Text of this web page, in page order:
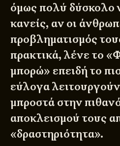
όμως πολύ δύσκολο
κανείς, αν οι
προβληματισμός
πρακτικά, λένε το
μπορώ» επειδή το
εύλογα
μπροστά στην
αποκλεισμού τους
«δραστηριότητα».